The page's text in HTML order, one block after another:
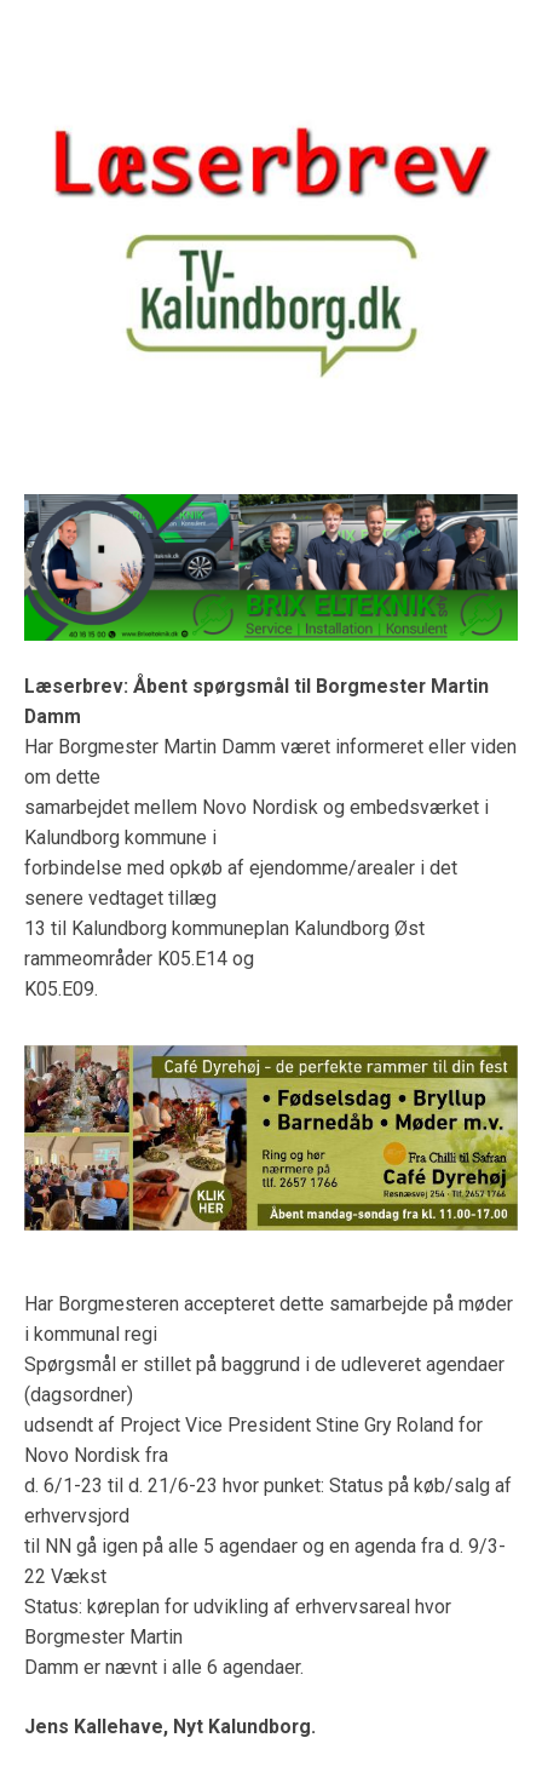
Læserbrev: Åbent spørgsmål til Borgmester Martin
Damm
Har Borgmester Martin Damm været informeret eller viden
om dette
samarbejdet mellem Novo Nordisk og embedsværket i
Kalundborg kommune i
forbindelse med opkøb af ejendomme/arealer i det
senere vedtaget tillæg
13 til Kalundborg kommuneplan Kalundborg Øst
rammeområder K05.E14 og
K05.E09.
Har Borgmesteren accepteret dette samarbejde på møder
i kommunal regi
Spørgsmål er stillet på baggrund i de udleveret agendaer
(dagsordner)
udsendt af Project Vice President Stine Gry Roland for
Novo Nordisk fra
d. 6/1-23 til d. 21/6-23 hvor punket: Status på køb/salg af
erhvervsjord
til NN gå igen på alle 5 agendaer og en agenda fra d. 9/3-
22 Vækst
Status: køreplan for udvikling af erhvervsareal hvor
Borgmester Martin
Damm er nævnt i alle 6 agendaer.
Jens Kallehave, Nyt Kalundborg.